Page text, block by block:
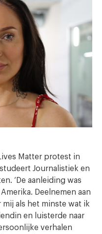
Matter protest in
Journalistiek en
‘De aanleiding was
Deelnemen aan
als het minste wat ik
en luisterde naar
verhalen